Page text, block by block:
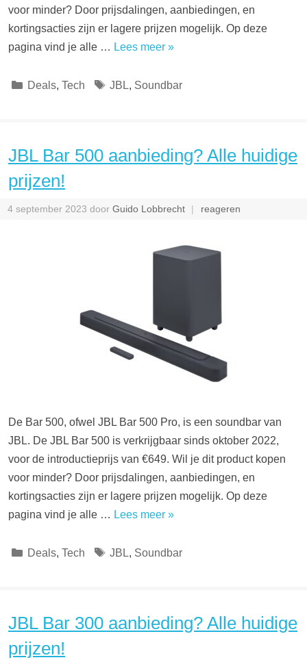
voor minder? Door prijsdalingen, aanbiedingen, en
kortingsacties zijn er lagere prijzen mogelijk. Op deze
pagina vind je alle … Lees meer »
Categorieën
Deals, Tech Tags
JBL, Soundbar
JBL Bar 500 aanbieding? Alle huidige
prijzen!
4 september 2023 door Guido Lobbrecht reageren
De Bar 500, ofwel JBL Bar 500 Pro, is een soundbar van
JBL. De JBL Bar 500 is verkrijgbaar sinds oktober 2022,
voor de introductieprijs van €649. Wil je dit product kopen
voor minder? Door prijsdalingen, aanbiedingen, en
kortingsacties zijn er lagere prijzen mogelijk. Op deze
pagina vind je alle … Lees meer »
Categorieën
Deals, Tech Tags
JBL, Soundbar
JBL Bar 300 aanbieding? Alle huidige
prijzen!